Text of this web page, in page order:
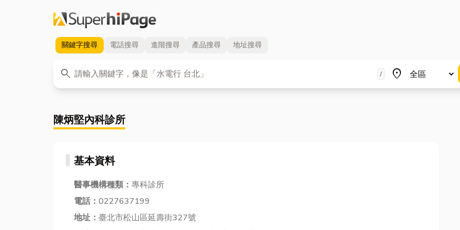
關鍵字搜尋 電話搜尋 進階搜尋 產品搜尋 地址搜尋
search
關鍵字 / place
地區
陳炳堅內科診所
基本資料
醫事機構種類： 專科診所
電話： 0227637199
地址： 臺北市松山區延壽街327號